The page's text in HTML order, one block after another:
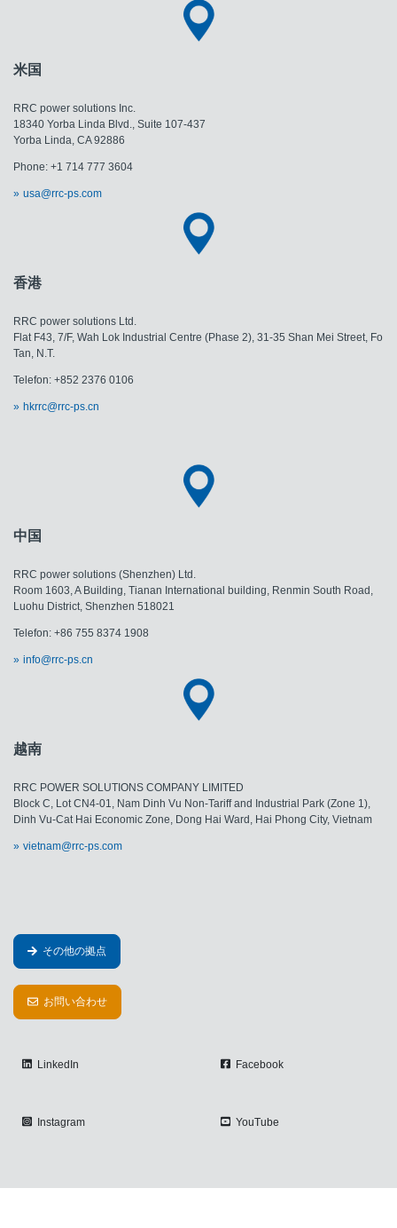
米国
RRC power solutions Inc.
18340 Yorba Linda Blvd., Suite 107-437
​​​​​​​Yorba Linda, CA 92886
Phone: +1 714 777 3604
usa@rrc-ps.com
香港
RRC power solutions Ltd.
Flat F43, 7/F, Wah Lok Industrial Centre (Phase 2), 31-35 Shan Mei Street, Fo
Tan, N.T.
Telefon: +852 2376 0106
hkrrc@rrc-ps.cn
中国
RRC power solutions (Shenzhen) Ltd.
Room 1603, A Building, Tianan International building, Renmin South Road,
Luohu District, Shenzhen 518021
Telefon: +86 755 8374 1908
info@rrc-ps.cn
越南
RRC POWER SOLUTIONS COMPANY LIMITED
Block C, Lot CN4-01, Nam Dinh Vu Non-Tariff and Industrial Park (Zone 1),
Dinh Vu-Cat Hai Economic Zone, Dong Hai Ward, Hai Phong City, Vietnam
vietnam@rrc-ps.com
その他の拠点
お問い合わせ
LinkedIn Facebook
Instagram YouTube